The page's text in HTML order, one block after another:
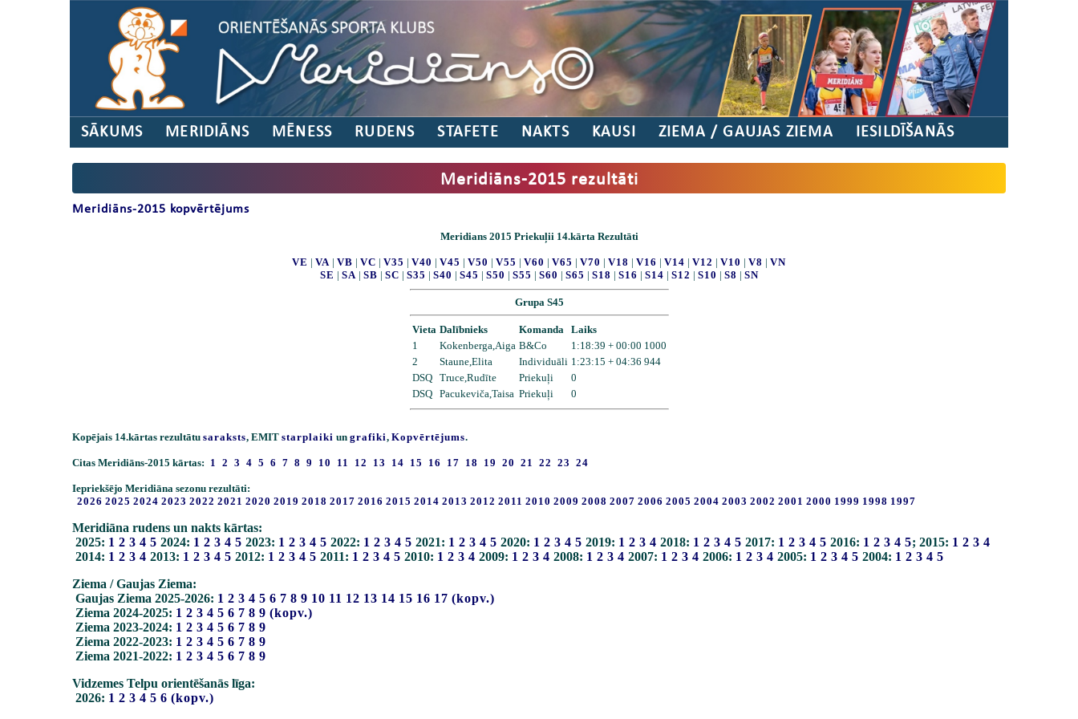
SĀKUMS MERIDIĀNS MĒNESS RUDENS STAFETE NAKTS KAUSI ZIEMA / GAUJAS ZIEMA IESILDĪŠANĀS
Meridiāns-2015 rezultāti
Meridiāns-2015 kopvērtējums
Meridians 2015 Priekuļii 14.kārta Rezultāti
VE | VA | VB | VC | V35 | V40 | V45 | V50 | V55 | V60 | V65 | V70 | V18 | V16 | V14 | V12 | V10 | V8 | VN
SE | SA | SB | SC | S35 | S40 | S45 | S50 | S55 | S60 | S65 | S18 | S16 | S14 | S12 | S10 | S8 | SN
Grupa S45
Vieta Dalībnieks Komanda
Laiks
1
Kokenberga,Aiga B&Co
1:18:39 + 00:00 1000
2
Staune,Elita Individuāli 1:23:15 + 04:36 944
DSQ
Truce,Rudīte Priekuļi
0
DSQ
Pacukeviča,Taisa Priekuļi 0
Kopējais 14.kārtas rezultātu saraksts, EMIT starplaiki un grafiki, Kopvērtējums.
Citas Meridiāns-2015 kārtas: 1 2 3 4 5 6 7 8 9 10 11 12 13 14 15 16 17 18 19 20 21 22 23 24
Iepriekšējo Meridiāna sezonu rezultāti:
2026 2025 2024 2023 2022 2021 2020 2019 2018 2017 2016 2015 2014 2013 2012 2011 2010 2009 2008 2007 2006 2005 2004 2003 2002 2001 2000 1999 1998 1997
Meridiāna rudens un nakts kārtas:
2025: 1 2 3 4 5 2024: 1 2 3 4 5 2023: 1 2 3 4 5 2022: 1 2 3 4 5 2021: 1 2 3 4 5 2020: 1 2 3 4 5 2019: 1 2 3 4 2018: 1 2 3 4 5 2017: 1 2 3 4 5 2016: 1 2 3 4 5; 2015: 1 2 3 4
2014: 1 2 3 4 2013: 1 2 3 4 5 2012: 1 2 3 4 5 2011: 1 2 3 4 5 2010: 1 2 3 4 2009: 1 2 3 4 2008: 1 2 3 4 2007: 1 2 3 4 2006: 1 2 3 4 2005: 1 2 3 4 5 2004: 1 2 3 4 5
Ziema / Gaujas Ziema:
Gaujas Ziema 2025-2026: 1 2 3 4 5 6 7 8 9 10 11 12 13 14 15 16 17 (kopv.)
Ziema 2024-2025: 1 2 3 4 5 6 7 8 9 (kopv.)
Ziema 2023-2024: 1 2 3 4 5 6 7 8 9
Ziema 2022-2023: 1 2 3 4 5 6 7 8 9
Ziema 2021-2022: 1 2 3 4 5 6 7 8 9
Vidzemes Telpu orientēšanās līga:
2026: 1 2 3 4 5 6 (kopv.)